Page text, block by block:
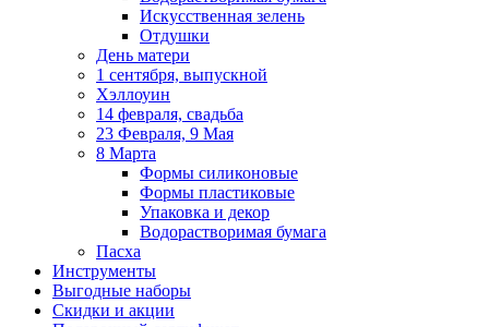
Искусственная зелень
Отдушки
День матери
1 сентября, выпускной
Хэллоуин
14 февраля, свадьба
23 Февраля, 9 Мая
8 Марта
Формы силиконовые
Формы пластиковые
Упаковка и декор
Водорастворимая бумага
Пасха
Инструменты
Выгодные наборы
Скидки и акции